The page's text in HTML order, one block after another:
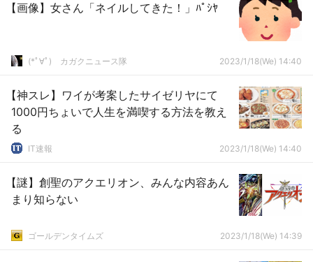
【画像】女さん「ネイルしてきた！」ﾊﾟｼﾔ
(*ﾟ∀ﾟ)ゞカガクニュース隊 2023/1/18(We) 14:40
【神スレ】ワイが考案したサイゼリヤにて
1000円ちょいで人生を満喫する方法を教え
る
IT速報 2023/1/18(We) 14:40
【謎】創聖のアクエリオン、みんな内容あん
まり知らない
ゴールデンタイムズ 2023/1/18(We) 14:39